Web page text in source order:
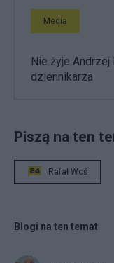
Media
Nie żyje
dziennikarza
Piszą na ten
Rafał Woś
Blogi na ten temat